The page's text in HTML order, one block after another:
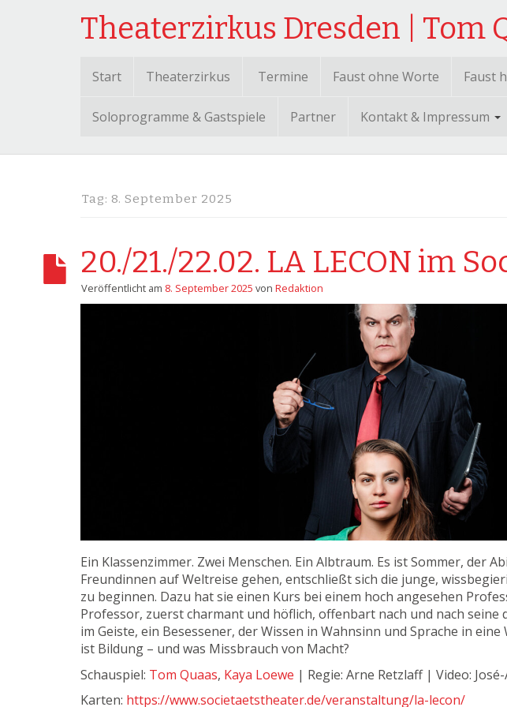
Theaterzirkus Dresden | Tom
Start Theaterzirkus Termine Faust ohne Worte Faust
Soloprogramme & Gastspiele Partner Kontakt & Impressum
Tag: 8. September 2025
20./21./22.02. LA LECON im
Veröffentlicht am 8. September 2025 von Redaktion
Ein Klassenzimmer. Zwei Menschen. Ein Albtraum. Es ist Sommer, der
Freundinnen auf Weltreise gehen, entschließt sich die junge,
zu beginnen. Dazu hat sie einen Kurs bei einem hoch angesehen
Professor, zuerst charmant und höflich, offenbart nach und nach
im Geiste, ein Besessener, der Wissen in Wahnsinn und Sprache in
ist Bildung – und was Missbrauch von Macht?
Schauspiel: Tom Quaas, Kaya Loewe | Regie: Arne Retzlaff | Video:
Karten: https://www.societaetstheater.de/veranstaltung/la-lecon/